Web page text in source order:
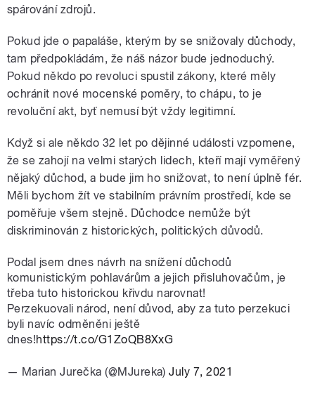
spárování zdrojů.
Pokud jde o papaláše, kterým by se snižovaly důchody,
tam předpokládám, že náš názor bude jednoduchý.
Pokud někdo po revoluci spustil zákony, které měly
ochránit nové mocenské poměry, to chápu, to je
revoluční akt, byť nemusí být vždy legitimní.
Když si ale někdo 32 let po dějinné události vzpomene,
že se zahojí na velmi starých lidech, kteří mají vyměřený
nějaký důchod, a bude jim ho snižovat, to není úplně fér.
Měli bychom žít ve stabilním právním prostředí, kde se
poměřuje všem stejně. Důchodce nemůže být
diskriminován z historických, politických důvodů.
Podal jsem dnes návrh na snížení důchodů
komunistickým pohlavárům a jejich přisluhovačům, je
třeba tuto historickou křivdu narovnat!
Perzekuovali národ, není důvod, aby za tuto perzekuci
byli navíc odměněni ještě
dnes!https://t.co/G1ZoQB8XxG
— Marian Jurečka (@MJureka)July 7, 2021